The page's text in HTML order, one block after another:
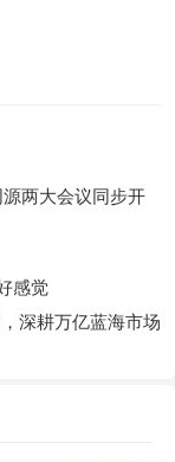
两大会议同步开
感觉
深耕万亿蓝海市场